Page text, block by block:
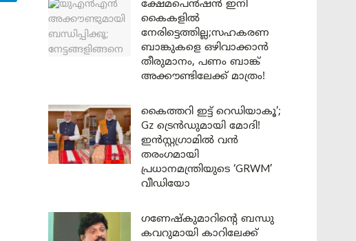
ക്ഷേമപെൻഷൻ ഇനി
കൈകളിൽ
നേരിട്ടെത്തില്ല;സഹകരണ
ബാങ്കുകളെ ഒഴിവാക്കാൻ
തീരുമാനം, പണം ബാങ്ക്
അക്കൗണ്ടിലേക്ക് മാത്രം!
കൈത്തറി ഇട്ട് റെഡിയാകൂ’;
Gz ട്രെൻഡുമായി മോദി!
ഇൻസ്റ്റഗ്രാമിൽ വൻ
തരംഗമായി
പ്രധാനമന്ത്രിയുടെ ‘GRWM’
വീഡിയോ
ഗണേഷ്കുമാറിന്റെ ബന്ധു
കവറുമായി കാറിലേക്ക്